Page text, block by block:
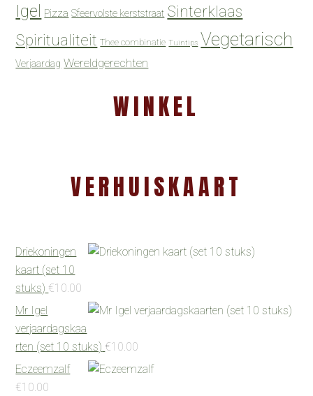
Igel
Pizza Sfeervolste kerststraat Sinterklaas
Spiritualiteit Thee combinatie Tuintips Vegetarisch
Verjaardag Wereldgerechten
WINKEL
VERHUISKAART
Driekoningen
kaart (set 10
stuks) €10.00
Mr Igel
verjaardagskaa
rten (set 10 stuks) €10.00
Eczeemzalf
€10.00